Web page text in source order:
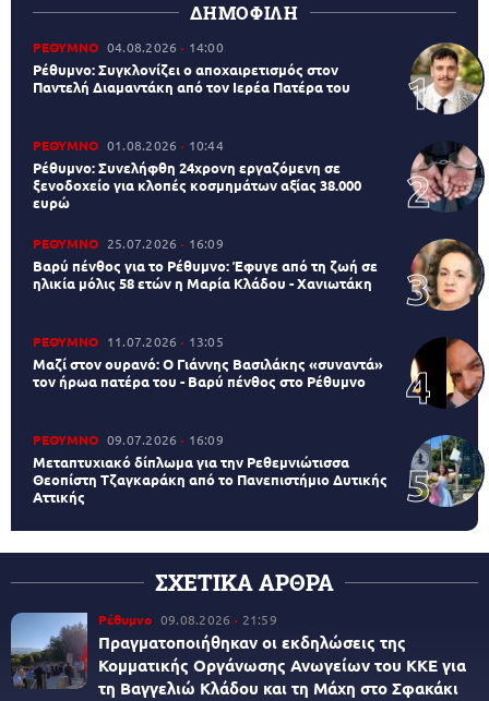
ΔΗΜΟΦΙΛΗ
ΡΕΘΥΜΝΟ 04.08.2026 14:00
Ρέθυμνο: Συγκλονίζει ο αποχαιρετισμός στον
Παντελή Διαμαντάκη από τον Ιερέα Πατέρα του
ΡΕΘΥΜΝΟ 01.08.2026 10:44
Ρέθυμνο: Συνελήφθη 24χρονη εργαζόμενη σε
ξενοδοχείο για κλοπές κοσμημάτων αξίας 38.000
ευρώ
ΡΕΘΥΜΝΟ 25.07.2026 16:09
Βαρύ πένθος για το Ρέθυμνο: Έφυγε από τη ζωή σε
ηλικία μόλις 58 ετών η Μαρία Κλάδου - Χανιωτάκη
ΡΕΘΥΜΝΟ 11.07.2026 13:05
Μαζί στον ουρανό: Ο Γιάννης Βασιλάκης «συναντά»
τον ήρωα πατέρα του - Βαρύ πένθος στο Ρέθυμνο
ΡΕΘΥΜΝΟ 09.07.2026 16:09
Μεταπτυχιακό δίπλωμα για την Ρεθεμνιώτισσα
Θεοπίστη Τζαγκαράκη από το Πανεπιστήμιο Δυτικής
Αττικής
ΣΧΕΤΙΚΑ ΑΡΘΡΑ
Ρέθυμνο 09.08.2026 21:59
Πραγματοποιήθηκαν οι εκδηλώσεις της
Κομματικής Οργάνωσης Ανωγείων του ΚΚΕ για
τη Βαγγελιώ Κλάδου και τη Μάχη στο Σφακάκι